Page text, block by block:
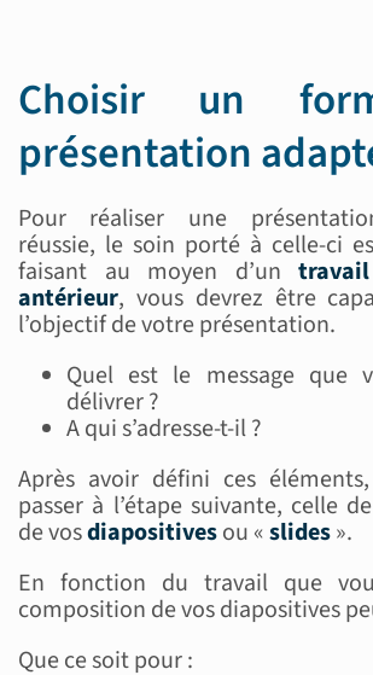
Choisir un
présentation
Pour réaliser une
réussie, le soin porté à celle-ci
faisant au moyen d’un
antérieur, vous devrez être
l’objectif de votre présentation.
Quel est le message que
délivrer ?
A qui s’adresse-t-il ?
Après avoir défini ces
passer à l’étape suivante, celle
de vosdiapositivesou «slides».
En fonction du travail que
composition de vos diapositives
Que ce soit pour :